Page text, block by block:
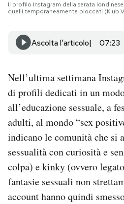
SHOP
CALENDARIO
AREA PERSONALE
Area Personale
Newsletter
Notifiche mobile
Regala il Post
Esci
Il profilo Instagram della serata
quelli temporaneamente bloccati (Klub
Ascolta l'articolo 07:23
Nell’ultima settimana
di profili dedicati in un
all’educazione sessuale, a
adulti, al mondo “sex
indicano le comunità che si
sessualità con curiosità e
colpa) e kinky (ovvero
fantasie sessuali non
account hanno quindi